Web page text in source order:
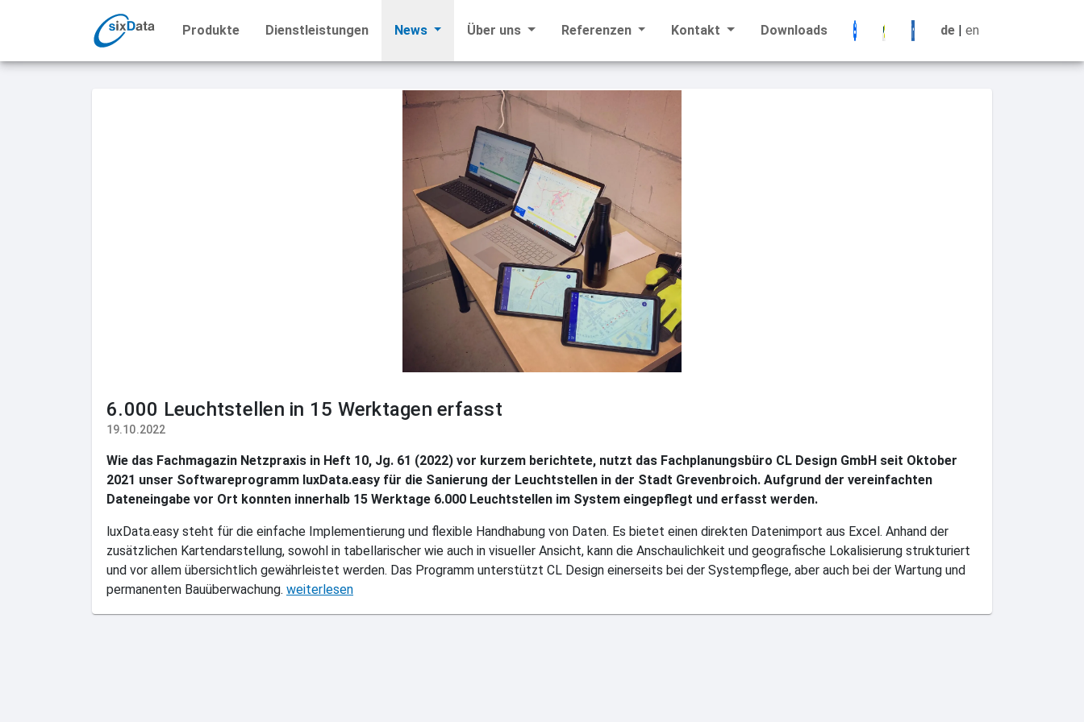
Produkte Dienstleistungen News Über uns Referenzen Kontakt Downloads de | en
6.000 Leuchtstellen in 15 Werktagen erfasst
19.10.2022
Wie das Fachmagazin Netzpraxis in Heft 10, Jg. 61 (2022) vor kurzem berichtete, nutzt das Fachplanungsbüro CL Design GmbH seit Oktober
2021 unser Softwareprogramm luxData.easy für die Sanierung der Leuchtstellen in der Stadt Grevenbroich. Aufgrund der vereinfachten
Dateneingabe vor Ort konnten innerhalb 15 Werktage 6.000 Leuchtstellen im System eingepflegt und erfasst werden.
luxData.easy steht für die einfache Implementierung und flexible Handhabung von Daten. Es bietet einen direkten Datenimport aus Excel. Anhand der
zusätzlichen Kartendarstellung, sowohl in tabellarischer wie auch in visueller Ansicht, kann die Anschaulichkeit und geografische Lokalisierung strukturiert
und vor allem übersichtlich gewährleistet werden. Das Programm unterstützt CL Design einerseits bei der Systempflege, aber auch bei der Wartung und
permanenten Bauüberwachung. weiterlesen